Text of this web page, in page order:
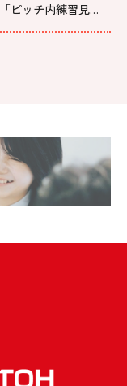
ピッチ内練習見